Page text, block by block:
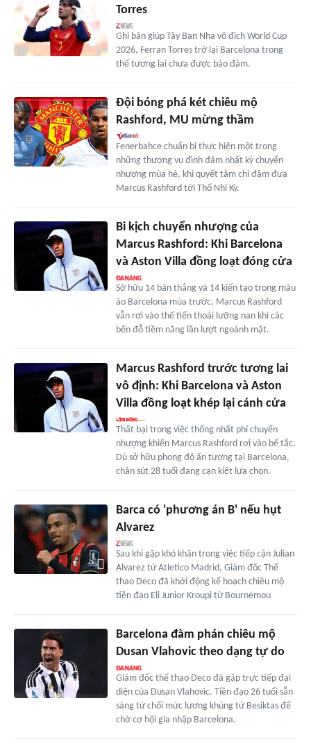
Torres
Ghi bàn giúp Tây Ban Nha vô địch World Cup
2026, Ferran Torres trở lại Barcelona trong
thế tương lai chưa được bảo đảm.
Đội bóng phá két chiêu mộ
Rashford, MU mừng thầm
Fenerbahce chuẩn bị thực hiện một trong
những thương vụ đình đám nhất kỳ chuyển
nhượng mùa hè, khi quyết tâm chi đậm đưa
Marcus Rashford tới Thổ Nhĩ Kỳ.
Bi kịch chuyển nhượng của
Marcus Rashford: Khi Barcelona
và Aston Villa đồng loạt đóng cửa
Sở hữu 14 bàn thắng và 14 kiến tạo trong màu
áo Barcelona mùa trước, Marcus Rashford
vẫn rơi vào thế tiến thoái lưỡng nan khi các
bến đỗ tiềm năng lần lượt ngoảnh mặt.
Marcus Rashford trước tương lai
vô định: Khi Barcelona và Aston
Villa đồng loạt khép lại cánh cửa
Thất bại trong việc thống nhất phí chuyển
nhượng khiến Marcus Rashford rơi vào bế tắc.
Dù sở hữu phong độ ấn tượng tại Barcelona,
chân sút 28 tuổi đang cạn kiệt lựa chọn.
Barca có 'phương án B' nếu hụt
Alvarez
Sau khi gặp khó khăn trong việc tiếp cận Julian
Alvarez từ Atletico Madrid, Giám đốc Thể
thao Deco đã khởi động kế hoạch chiêu mộ
tiền đạo Eli Junior Kroupi từ Bournemou
Barcelona đàm phán chiêu mộ
Dusan Vlahovic theo dạng tự do
Giám đốc thể thao Deco đã gặp trực tiếp đại
diện của Dusan Vlahovic. Tiền đạo 26 tuổi sẵn
sàng từ chối mức lương khủng từ Besiktas để
chờ cơ hội gia nhập Barcelona.